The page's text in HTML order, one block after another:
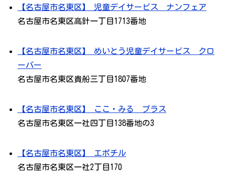
【名古屋市名東区】 児童デイサービス ナンフェア
名古屋市名東区高針一丁目1713番地
【名古屋市名東区】 めいとう児童デイサービス クロ
ーバー
名古屋市名東区貴船三丁目1807番地
【名古屋市名東区】 ここ・みる プラス
名古屋市名東区一社四丁目138番地の3
【名古屋市名東区】 エポチル
名古屋市名東区一社2丁目170